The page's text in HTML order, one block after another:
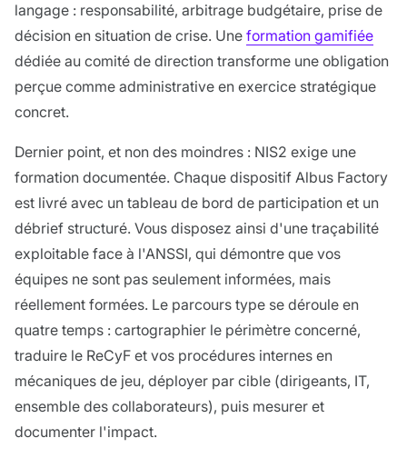
langage : responsabilité, arbitrage budgétaire, prise de
décision en situation de crise. Une formation gamifiée
dédiée au comité de direction transforme une obligation
perçue comme administrative en exercice stratégique
concret.
Dernier point, et non des moindres : NIS2 exige une
formation documentée. Chaque dispositif Albus Factory
est livré avec un tableau de bord de participation et un
débrief structuré. Vous disposez ainsi d'une traçabilité
exploitable face à l'ANSSI, qui démontre que vos
équipes ne sont pas seulement informées, mais
réellement formées. Le parcours type se déroule en
quatre temps : cartographier le périmètre concerné,
traduire le ReCyF et vos procédures internes en
mécaniques de jeu, déployer par cible (dirigeants, IT,
ensemble des collaborateurs), puis mesurer et
documenter l'impact.